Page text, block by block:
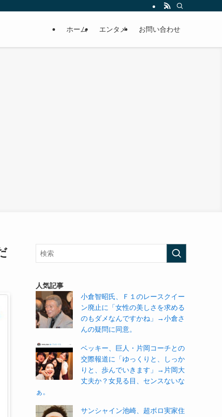
ホーム エンタメ お問い合わせ
人気記事
小倉智昭氏、Ｆ１のレースクイー
ン廃止に「女性の美しさを求める
のもダメなんですかね」→小倉さ
んの疑問に同意。
ベッキー、巨人・片岡コーチとの
交際報道に「ゆっくりと、しっか
りと、歩んでいきます」→片岡大
丈夫か？女見る目、センスないな
ぁ。
サンシャイン池崎、超ボロ実家住